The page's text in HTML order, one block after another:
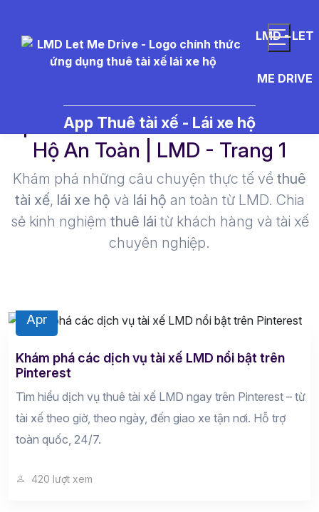
LMD - LET
ME DRIVE
App Thuê tài xế - Lái xe hộ
pinterest - Thuê Tài Xế Lái Xe
Hộ An Toàn | LMD - Trang 1​
Khám phá những câu chuyện thực tế về thuê
tài xế, lái xe hộ và lái hộ an toàn từ LMD. Chia
sẻ kinh nghiệm thuê lái từ khách hàng và tài xế
chuyên nghiệp.
Apr
Khám phá các dịch vụ tài xế LMD nổi bật trên
Pinterest
Tìm hiểu dịch vụ thuê tài xế LMD ngay trên Pinterest – từ
tài xế theo giờ, theo ngày, đến giao xe tận nơi. Hỗ trợ
toàn quốc, 24/7.
420 lượt xem